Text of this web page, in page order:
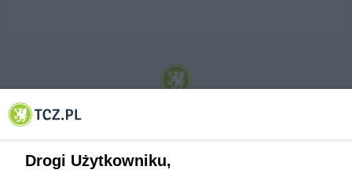
© 2001-2026 Tczew - TCZ.PL Sp. z o.o. Internetowy Serwis Informacyjny Miasta
Drogi Użytkowniku,